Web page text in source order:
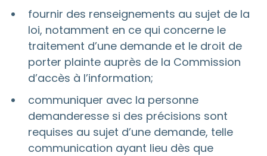
fournir des renseignements au sujet de la
loi, notamment en ce qui concerne le
traitement d’une demande et le droit de
porter plainte auprès de la Commission
d’accès à l’information;
communiquer avec la personne
demanderesse si des précisions sont
requises au sujet d’une demande, telle
communication ayant lieu dès que